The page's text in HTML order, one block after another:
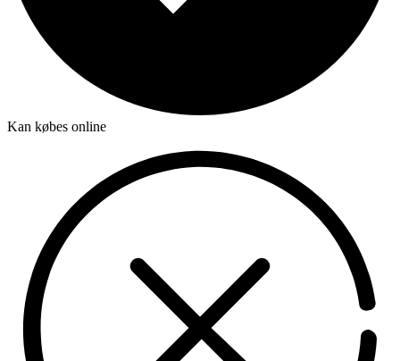
Kan købes online